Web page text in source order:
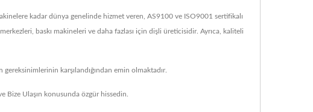
kadar dünya genelinde hizmet veren, AS9100 ve ISO9001 sertifikalı
baskı makineleri ve daha fazlası için dişli üreticisidir. Ayrıca, kaliteli
karşılandığından emin olmaktadır.
Bize Ulaşın konusunda özgür hissedin.